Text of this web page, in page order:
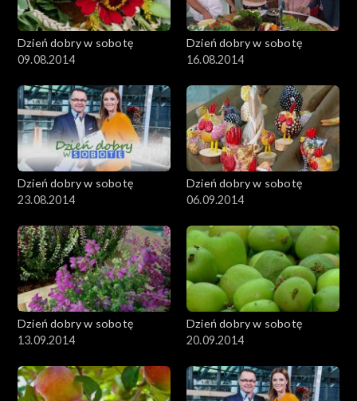
Dzień dobry w sobotę
09.08.2014
Dzień dobry w sobotę
16.08.2014
Dzień dobry w sobotę
23.08.2014
Dzień dobry w sobotę
06.09.2014
Dzień dobry w sobotę
13.09.2014
Dzień dobry w sobotę
20.09.2014